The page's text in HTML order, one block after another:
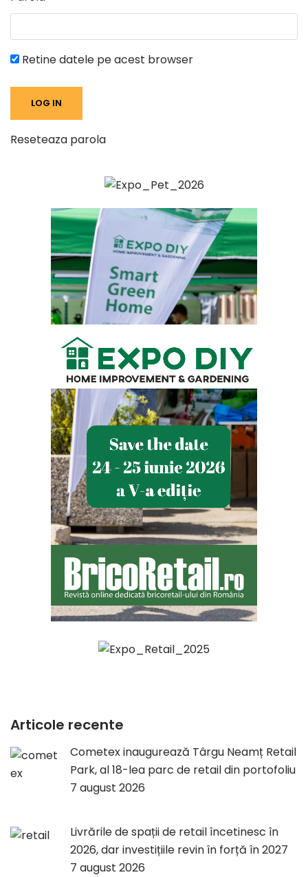
Retine datele pe acest browser
Reseteaza parola
Articole recente
Cometex inaugurează Târgu Neamț Retail
Park, al 18-lea parc de retail din portofoliu
7 august 2026
Livrările de spații de retail încetinesc în
2026, dar investițiile revin în forță în 2027
7 august 2026